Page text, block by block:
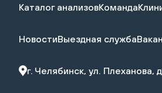
Каталог анализовКоманда
НовостиВыездная служба
г. Челябинск, ул. Плеханова,